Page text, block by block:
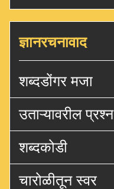
ज्ञानरचनावाद
शब्दडोंगर मजा
उताऱ्यावरील प्रश्न
शब्दकोडी
चारोळीतून स्वर